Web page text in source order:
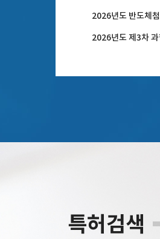
2026년도 반도체
특허검색